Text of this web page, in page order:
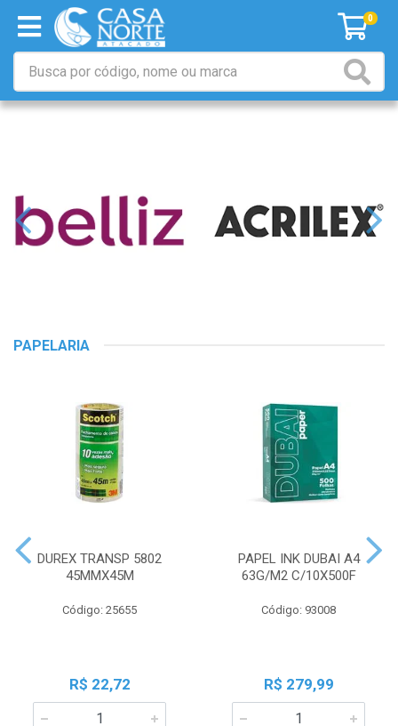
0
PAPELARIA
DUREX TRANSP 5802
45MMX45M
Código: 25655
R$ 22,72
PAPEL INK DUBAI A4
63G/M2 C/10X500F
Código: 93008
R$ 279,99